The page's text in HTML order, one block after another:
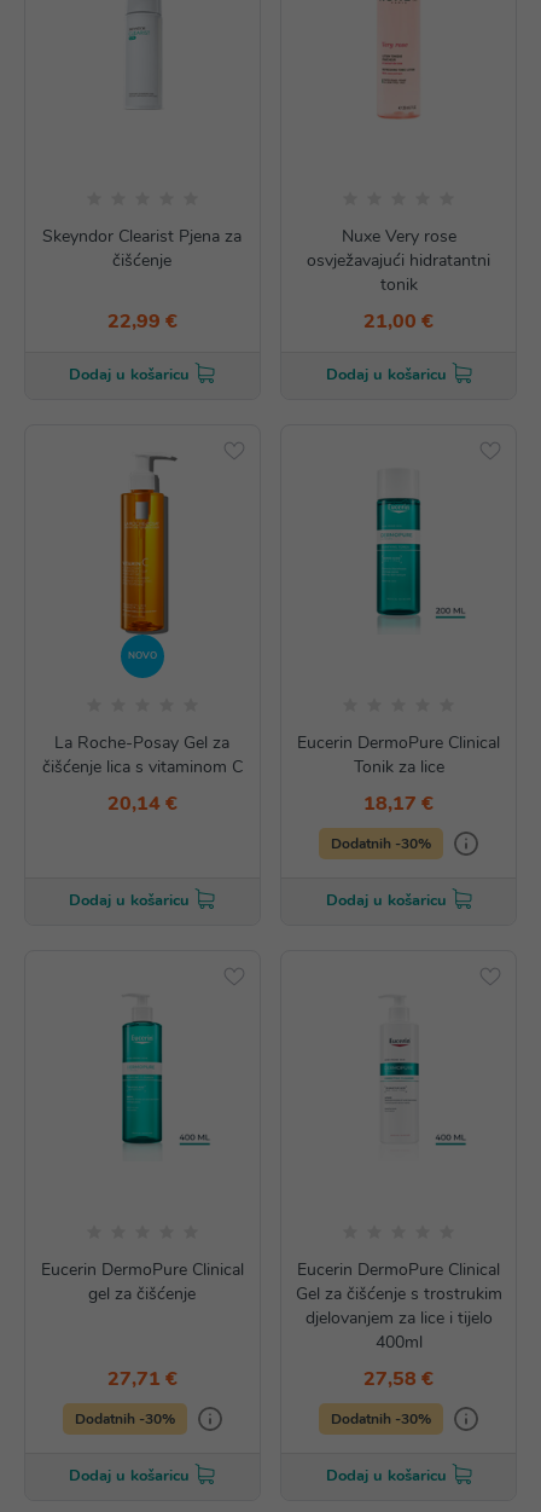
Skeyndor Clearist Pjena za
čišćenje
22,99 €
Dodaj u košaricu
Nuxe Very rose
osvježavajući hidratantni
tonik
21,00 €
Dodaj u košaricu
NOVO
La Roche-Posay Gel za
čišćenje lica s vitaminom C
20,14 €
Dodaj u košaricu
Eucerin DermoPure Clinical
Tonik za lice
18,17 €
Dodatnih -30%
Dodaj u košaricu
Eucerin DermoPure Clinical
gel za čišćenje
27,71 €
Dodatnih -30%
Dodaj u košaricu
Eucerin DermoPure Clinical
Gel za čišćenje s trostrukim
djelovanjem za lice i tijelo
400ml
27,58 €
Dodatnih -30%
Dodaj u košaricu